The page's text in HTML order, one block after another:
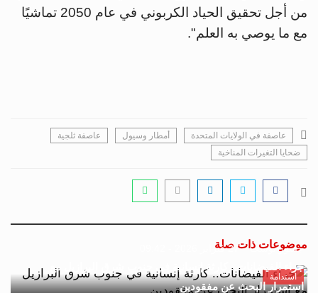
من أجل تحقيق الحياد الكربوني في عام 2050 تماشيًا
مع ما يوصي به العلم".
عاصفة في الولايات المتحدة أمطار وسيول
عاصفة ثلجية
ضحايا التغيرات المناخية
موضوعات ذات صلة
استدامة
جسور بوست 27 فبراير 2026 - 09:42
جراء الفيضانات.. كارثة إنسانية في جنوب شرق البرازيل مع
استمرار البحث عن مفقودين